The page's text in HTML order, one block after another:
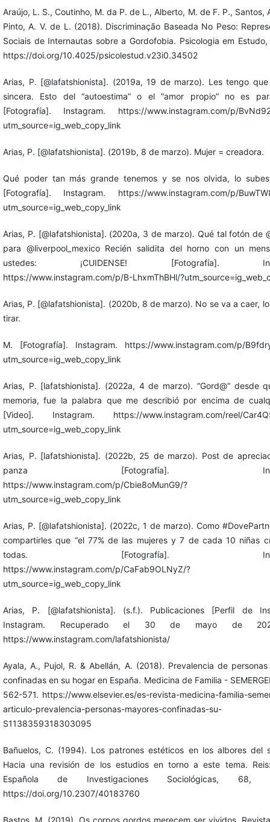
Araújo, L. S., Coutinho, M. da P. de L., Alberto, M. de F. P., Santos,
Pinto, A. V. de L. (2018). Discriminação Baseada No Peso:
Sociais de Internautas sobre a Gordofobia. Psicologia em Estudo,
https://doi.org/10.4025/psicolestud.v23i0.34502
Arias, P. [@lafatshionista]. (2019a, 19 de marzo). Les tengo
sincera. Esto del “autoestima” o el “amor propio” no es
[Fotografía]. Instagram. https://www.instagram.com/p/
utm_source=ig_web_copy_link
Arias, P. [@lafatshionista]. (2019b, 8 de marzo). Mujer = creadora.
Qué poder tan más grande tenemos y se nos olvida, lo
[Fotografía]. Instagram. https://www.instagram.com/p/
utm_source=ig_web_copy_link
Arias, P. [@lafatshionista]. (2020a, 3 de marzo). Qué tal fotón de
para @liverpool_mexico Recién salidita del horno con un
ustedes: ¡CUIDENSE! [Fotografía].
https://www.instagram.com/p/B-LhxmThBHl/
Arias, P. [@lafatshionista]. (2020b, 8 de marzo). No se va a caer,
tirar.
M. [Fotografía]. Instagram. https://www.instagram.com/p/
utm_source=ig_web_copy_link
Arias, P. [lafatshionista]. (2022a, 4 de marzo). “Gord@“ desde
memoria, fue la palabra que me describió por encima de
[Video]. Instagram. https://www.instagram.com/reel/
utm_source=ig_web_copy_link
Arias, P. [lafatshionista]. (2022b, 25 de marzo). Post de
panza [Fotografía].
https://www.instagram.com/p/Cbie8oMunG9/?
utm_source=ig_web_copy_link
Arias, P. [@lafatshionista]. (2022c, 1 de marzo). Como
compartirles que “el 77% de las mujeres y 7 de cada 10 niñas
todas. [Fotografía].
https://www.instagram.com/p/CaFab9OLNyZ/?
utm_source=ig_web_copy_link
Arias, P. [@lafatshionista]. (s.f.). Publicaciones [Perfil de
Instagram. Recuperado el 30 de mayo de
https://www.instagram.com/lafatshionista/
Ayala, A., Pujol, R. & Abellán, A. (2018). Prevalencia de personas
confinadas en su hogar en España. Medicina de Familia -
562-571. https://www.elsevier.es/es-revista-medicina-familia-
articulo-prevalencia-personas-mayores-confinadas-su-
S1138359318303095
Bañuelos, C. (1994). Los patrones estéticos en los albores del
Hacia una revisión de los estudios en torno a este tema.
Española de Investigaciones Sociológicas, 68,
https://doi.org/10.2307/40183760
Bastos, M. (2019). Os corpos gordos merecem ser vividos.